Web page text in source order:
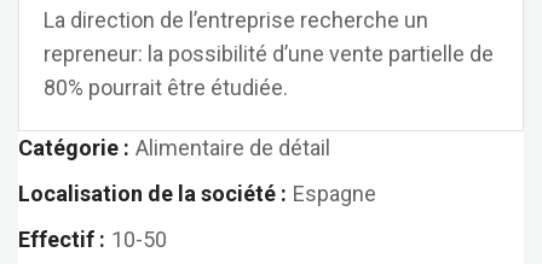
La direction de l’entreprise recherche un
repreneur: la possibilité d’une vente partielle de
80% pourrait être étudiée.
Catégorie : Alimentaire de détail
Localisation de la société : Espagne
Effectif : 10-50